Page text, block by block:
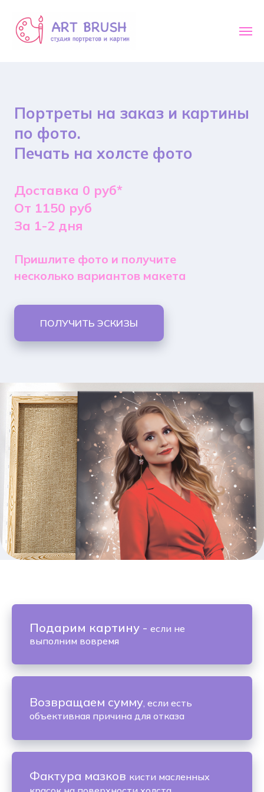
Портреты на заказ и картины
по фото.
Печать на холсте фото
Доставка 0 руб*
От 1150 руб
За 1-2 дня
Пришлите фото и получите
несколько вариантов макета
ПОЛУЧИТЬ ЭСКИЗЫ
Подарим картину - если не
выполним вовремя
Возвращаем сумму, если есть
объективная причина для отказа
Фактура мазков кисти масленных